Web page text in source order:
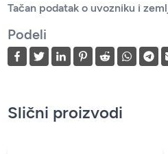
Tačan podatak o uvozniku i
Podeli
Slični proizvodi